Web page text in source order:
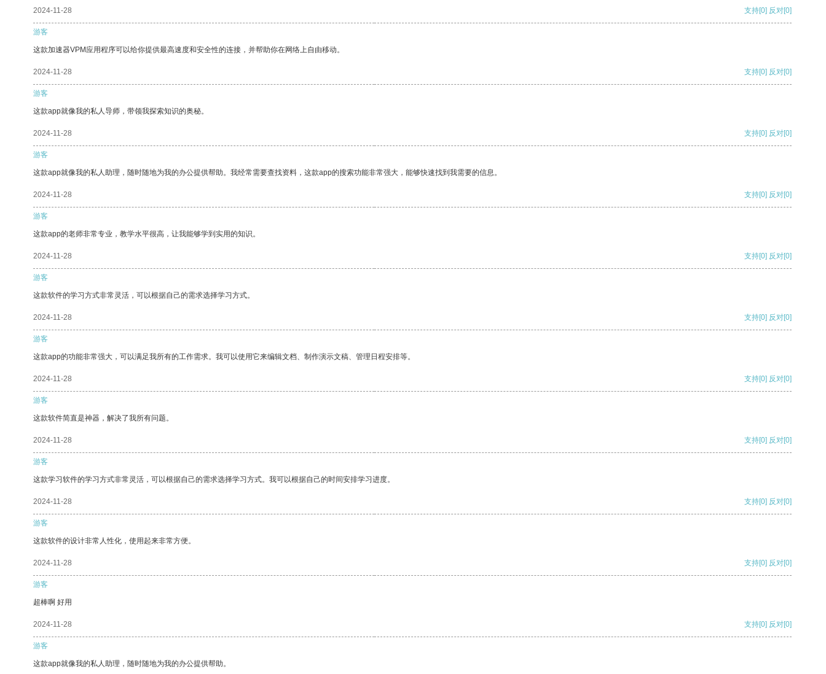
2024-11-28 支持[0] 反对[0]
游客
这款加速器VPM应用程序可以给你提供最高速度和安全性的连接，并帮助你在网络上自由移动。
2024-11-28 支持[0] 反对[0]
游客
这款app就像我的私人导师，带领我探索知识的奥秘。
2024-11-28 支持[0] 反对[0]
游客
这款app就像我的私人助理，随时随地为我的办公提供帮助。我经常需要查找资料，这款app的搜索功能非常强大，能够快速找到我需要的信息。
2024-11-28 支持[0] 反对[0]
游客
这款app的老师非常专业，教学水平很高，让我能够学到实用的知识。
2024-11-28 支持[0] 反对[0]
游客
这款软件的学习方式非常灵活，可以根据自己的需求选择学习方式。
2024-11-28 支持[0] 反对[0]
游客
这款app的功能非常强大，可以满足我所有的工作需求。我可以使用它来编辑文档、制作演示文稿、管理日程安排等。
2024-11-28 支持[0] 反对[0]
游客
这款软件简直是神器，解决了我所有问题。
2024-11-28 支持[0] 反对[0]
游客
这款学习软件的学习方式非常灵活，可以根据自己的需求选择学习方式。我可以根据自己的时间安排学习进度。
2024-11-28 支持[0] 反对[0]
游客
这款软件的设计非常人性化，使用起来非常方便。
2024-11-28 支持[0] 反对[0]
游客
超棒啊 好用
2024-11-28 支持[0] 反对[0]
游客
这款app就像我的私人助理，随时随地为我的办公提供帮助。